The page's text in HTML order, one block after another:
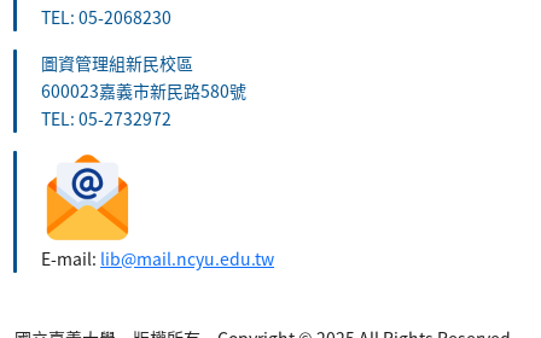
TEL: 05-2068230
圖資管理組新民校區
600023嘉義市新民路580號
TEL: 05-2732972
E-mail: lib@mail.ncyu.edu.tw